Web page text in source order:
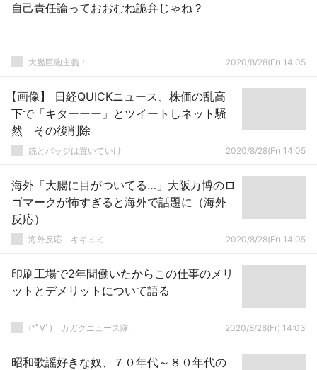
自己責任論っておおむね詭弁じゃね？
大艦巨砲主義！ 2020/8/28(Fr) 14:05
【画像】 日経QUICKニュース、株価の乱高
下で「キターーー」とツイートしネット騒
然 その後削除
銃とバッジは置いていけ 2020/8/28(Fr) 14:05
海外「大腸に目がついてる…」大阪万博のロ
ゴマークが怖すぎると海外で話題に（海外
反応）
­海外反応 キキミミ 2020/8/28(Fr) 14:05
印刷工場で2年間働いたからこの仕事のメリ
ットとデメリットについて語る
(*ﾟ∀ﾟ)ゞカガクニュース隊 2020/8/28(Fr) 14:03
昭和歌謡好きな奴、７０年代～８０年代の